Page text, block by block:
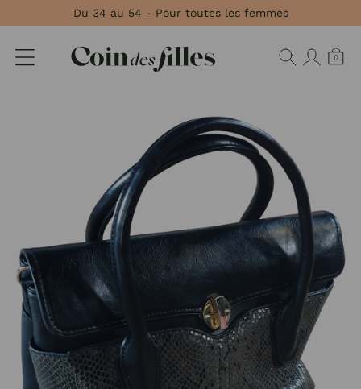
Du 34 au 54 - Pour toutes les femmes
0
Panneau de gestion des cookies